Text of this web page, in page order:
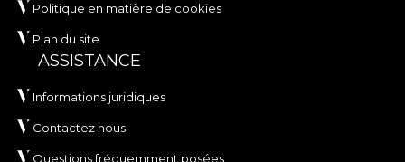
Politique en matière de cookies
Plan du site
ASSISTANCE
Informations juridiques
Contactez nous
Questions fréquemment posées